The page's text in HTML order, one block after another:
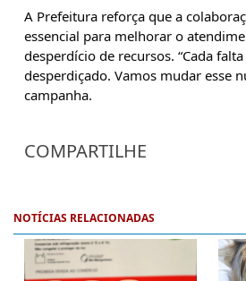
A Prefeitura reforça que a
essencial para melhorar o
desperdício de recursos. “Cada
desperdiçado. Vamos mudar esse
campanha.
COMPARTILHE
NOTÍCIAS RELACIONADAS